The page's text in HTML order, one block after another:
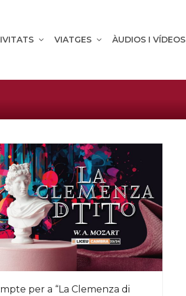
VIATGES ÀUDIOS I VÍDEOS
per a “La Clemenza di